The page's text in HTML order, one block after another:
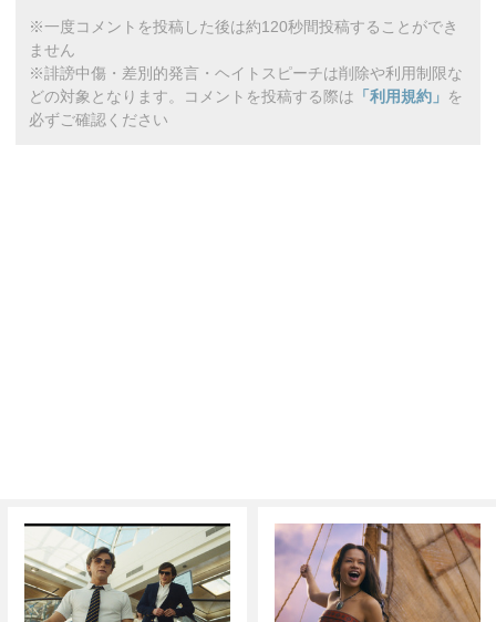
※一度コメントを投稿した後は約120秒間投稿することができ
ません
※誹謗中傷・差別的発言・ヘイトスピーチは削除や利用制限な
どの対象となります。コメントを投稿する際は 「利用規約」 を
必ずご確認ください